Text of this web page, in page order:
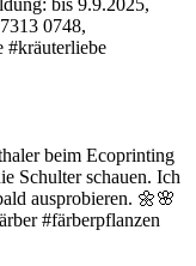
bis 9.9.2025,
0748,
#kräuterliebe